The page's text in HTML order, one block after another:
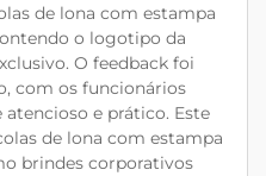
de lona com estampa
o logotipo da
O feedback foi
com os funcionários
e prático. Este
de lona com estampa
brindes corporativos